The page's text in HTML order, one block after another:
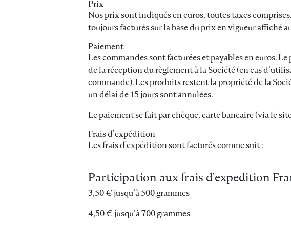
Prix
Nos prix sont indiqués en euros, toutes taxes
toujours facturés sur la base du prix en vigueur affiché
Paiement
Les commandes sont facturées et payables en euros.
de la réception du règlement à la Société (en cas
commande). Les produits restent la propriété de la
un délai de 15 jours sont annulées.
Le paiement se fait par chèque, carte bancaire (via le
Frais d’expédition
Les frais d'expédition sont facturés comme suit :
Participation aux frais d'expedition
3,50 € jusqu’à 500 grammes
4,50 € jusqu’à 700 grammes